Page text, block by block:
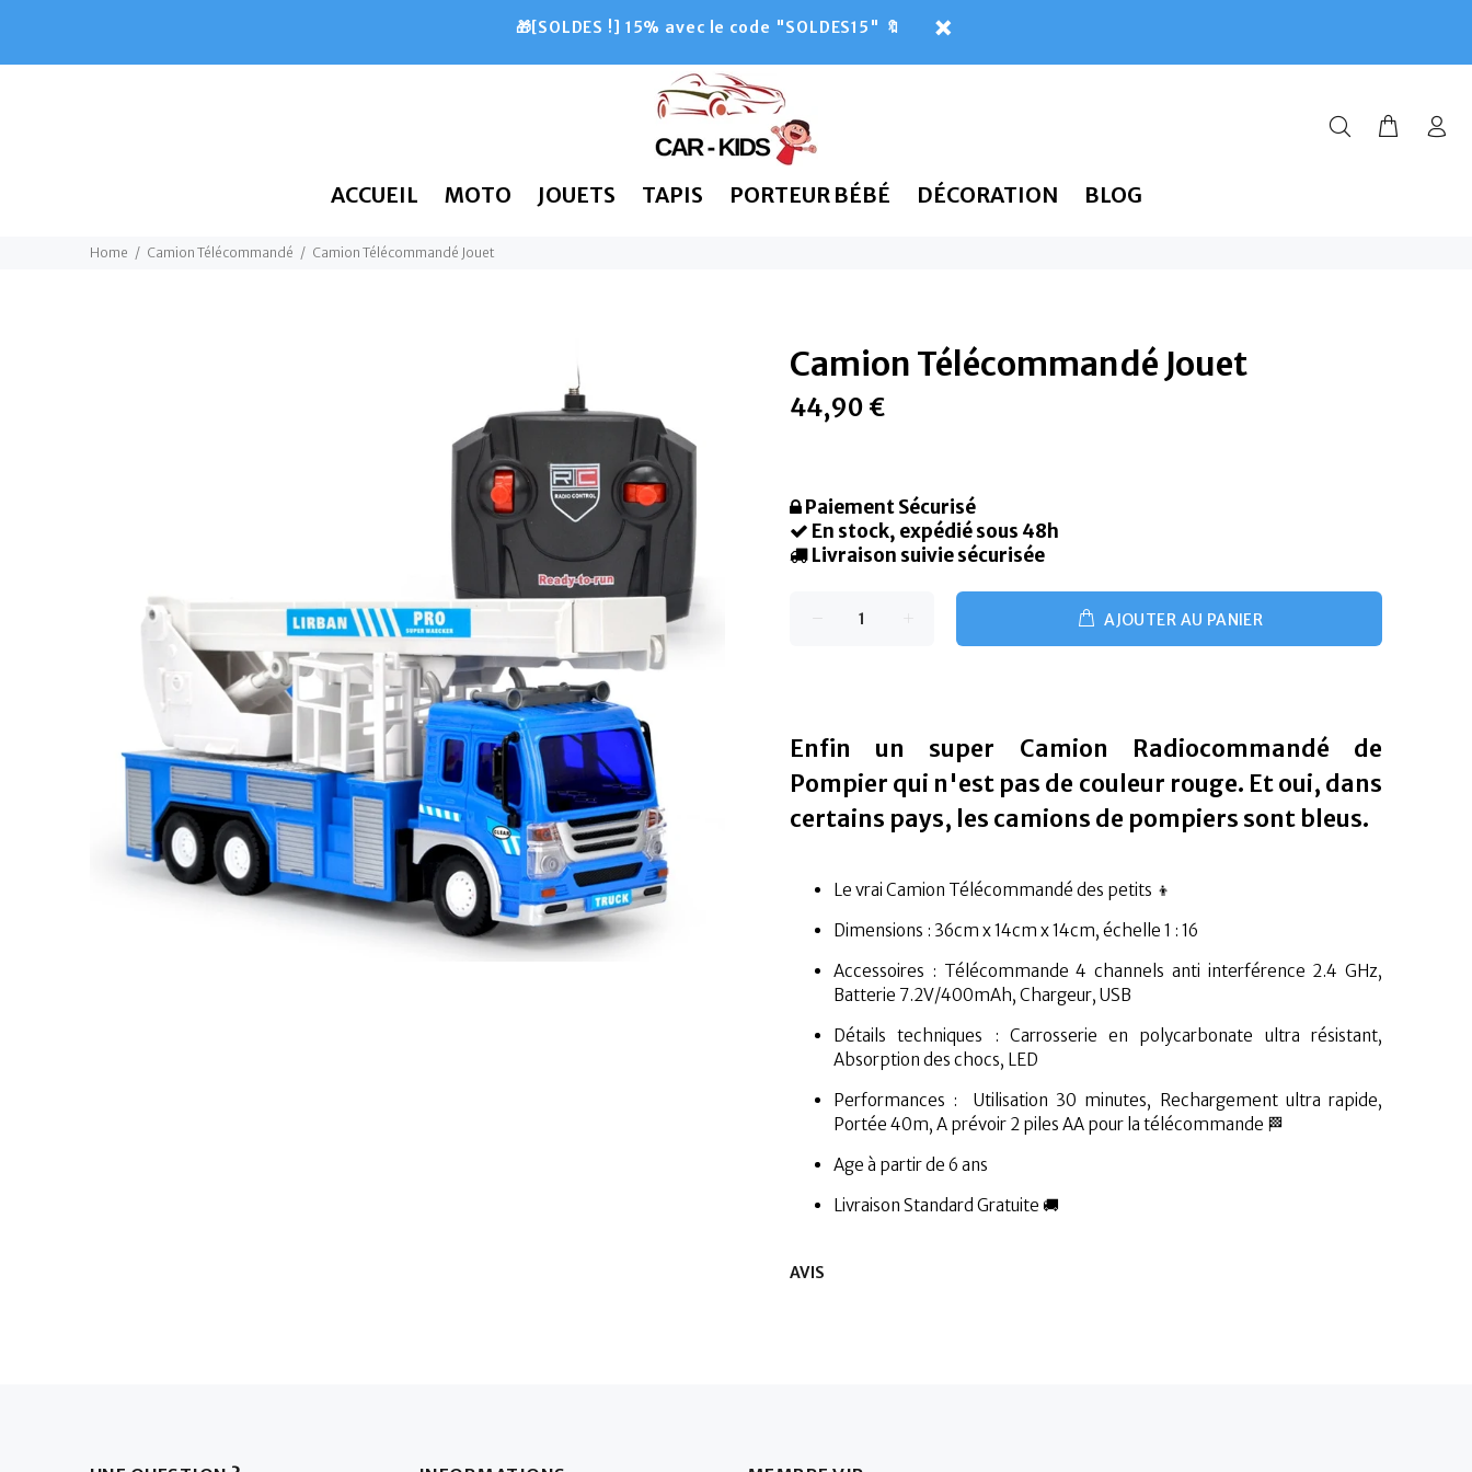
🎁[SOLDES !] 15% avec le code "SOLDES15" 🔖
ACCUEIL MOTO JOUETS TAPIS PORTEUR BÉBÉ DÉCORATION BLOG
Home Camion Télécommandé Camion Télécommandé Jouet
Camion Télécommandé Jouet
44,90 €
Paiement Sécurisé
En stock, expédié sous 48h
Livraison suivie sécurisée
AJOUTER AU PANIER
Enfin un super Camion Radiocommandé
de
Pompier qui n'est pas de couleur rouge. Et oui, dans
certains pays, les camions de pompiers sont bleus.
Le vrai Camion Télécommandé des petits 👦
Dimensions : 36cm x 14cm x 14cm, échelle 1 : 16
Accessoires : Télécommande 4 channels anti interférence 2.4 GHz,
Batterie 7.2V/400mAh, Chargeur, USB
Détails techniques : Carrosserie en polycarbonate ultra résistant,
Absorption des chocs, LED
Performances : Utilisation 30 minutes, Rechargement ultra rapide,
Portée 40m, A prévoir 2 piles AA pour la télécommande 🏁
Age à partir de 6 ans
Livraison Standard Gratuite 🚚
AVIS